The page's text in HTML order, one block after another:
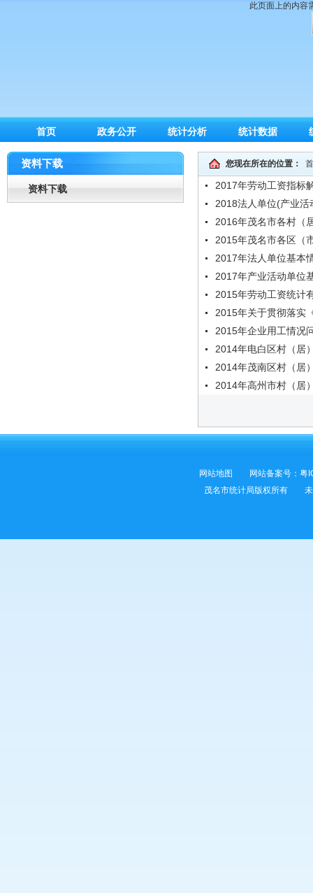
此页面上的内容
首页 政务公开 统计分析 统计数据
资料下载
资料下载
您现在所在的位置：
2017年劳动工资指标
2018法人单位(产业
2016年茂名市各村（
2015年茂名市各区（
2017年法人单位基本
2017年产业活动单位
2015年劳动工资统计
2015年关于贯彻落实
2015年企业用工情况
2014年电白区村（居
2014年茂南区村（居
2014年高州市村（居
网站地图 网站备案号： 粤
茂名市统计局版权所有